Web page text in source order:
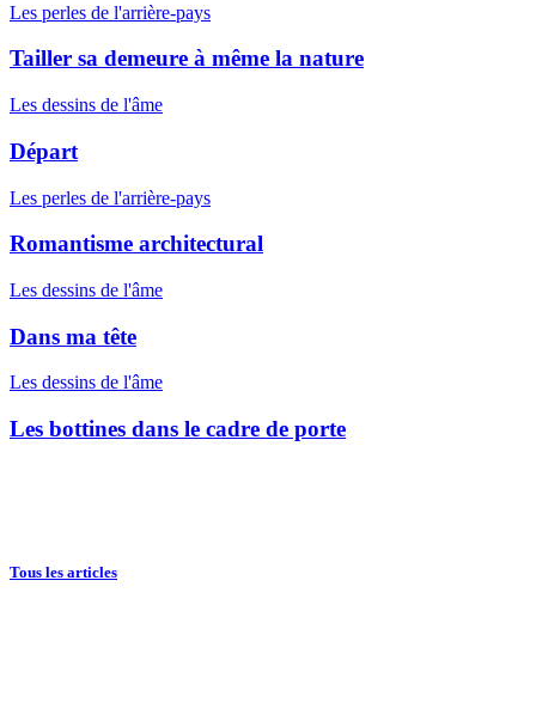
Les perles de l'arrière-pays
Tailler sa demeure à même la nature
Les dessins de l'âme
Départ
Les perles de l'arrière-pays
Romantisme architectural
Les dessins de l'âme
Dans ma tête
Les dessins de l'âme
Les bottines dans le cadre de porte
Tous les articles